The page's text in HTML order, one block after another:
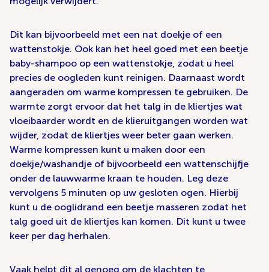
Dit kan bijvoorbeeld met een nat doekje of een
wattenstokje. Ook kan het heel goed met een beetje
baby-shampoo op een wattenstokje, zodat u heel
precies de oogleden kunt reinigen. Daarnaast wordt
aangeraden om warme kompressen te gebruiken. De
warmte zorgt ervoor dat het talg in de kliertjes wat
vloeibaarder wordt en de klieruitgangen worden wat
wijder, zodat de kliertjes weer beter gaan werken.
Warme kompressen kunt u maken door een
doekje/washandje of bijvoorbeeld een wattenschijfje
onder de lauwwarme kraan te houden. Leg deze
vervolgens 5 minuten op uw gesloten ogen. Hierbij
kunt u de ooglidrand een beetje masseren zodat het
talg goed uit de kliertjes kan komen. Dit kunt u twee
keer per dag herhalen.
Vaak helpt dit al genoeg om de klachten te